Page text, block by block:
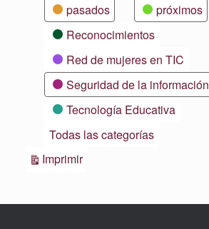
pasados
próximos
Reconocimientos
Red de mujeres en TIC
Seguridad de la información
Tecnología Educativa
Todas las categorías
ImprimirVistas